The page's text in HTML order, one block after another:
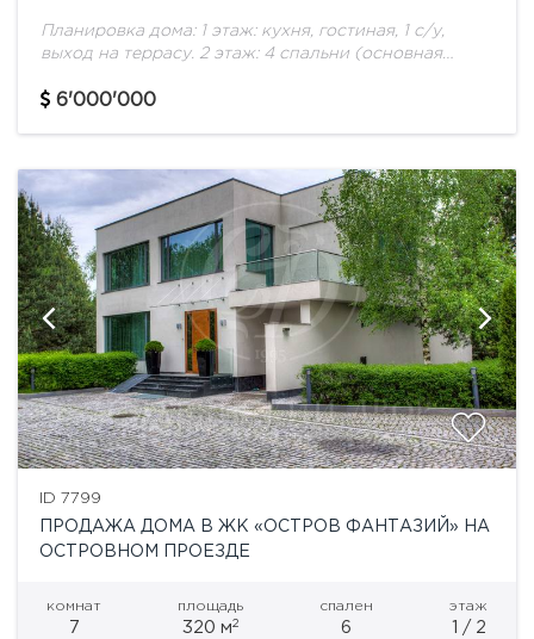
Планировка дома: 1 этаж: кухня, гостиная, 1 с/у,
выход на террасу. 2 этаж: 4 спальни (основная
комнатой), комната свободного назначения, 3...
6'000'000
ID 7799
ПРОДАЖА ДОМА В ЖК «ОСТРОВ ФАНТАЗИЙ» НА
ОСТРОВНОМ ПРОЕЗДЕ
комнат
7
площадь
320 м2
спален
6
этаж
1 / 2